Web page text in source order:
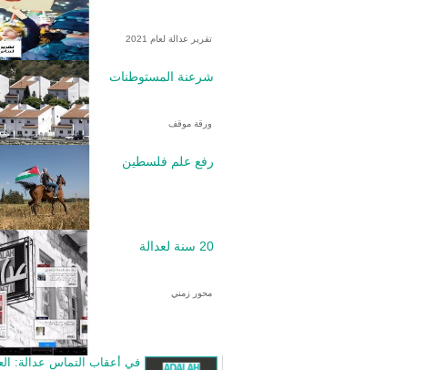
تقرير عدالة لعام 2021
شرعنة المستوطنات
ورقة موقف
رفع علم فلسطين
20 سنة لعدالة
محور زمني
بيانات صحفية متعلقة
في أعقاب التماس عدالة: